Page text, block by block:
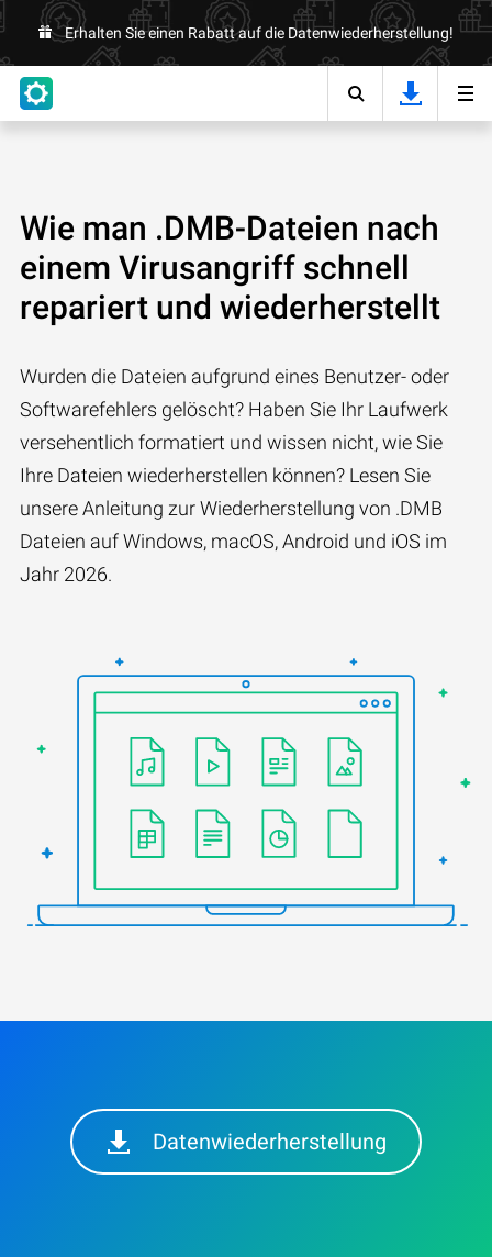
Erhalten Sie einen Rabatt auf die Datenwiederherstellung!
Wie man .DMB-Dateien nach
einem Virusangriff schnell
repariert und wiederherstellt
Wurden die Dateien aufgrund eines Benutzer- oder
Softwarefehlers gelöscht? Haben Sie Ihr Laufwerk
versehentlich formatiert und wissen nicht, wie Sie
Ihre Dateien wiederherstellen können? Lesen Sie
unsere Anleitung zur Wiederherstellung von .DMB
Dateien auf Windows, macOS, Android und iOS im
Jahr 2026.
Datenwiederherstellung